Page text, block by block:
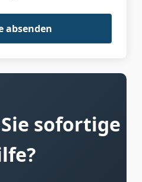
absenden
sofortige